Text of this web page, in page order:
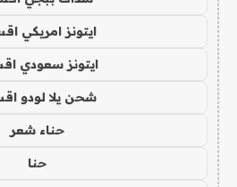
ايتونز امريكي
ايتونز سعودي
شحن يلا لودو
حناء شعر
حنا